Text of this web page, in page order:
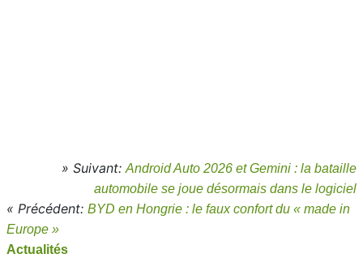
» Suivant:Android Auto 2026 et Gemini : la bataille
automobile se joue désormais dans le logiciel
« Précédent: BYD en Hongrie : le faux confort du « made in
Europe »
Actualités